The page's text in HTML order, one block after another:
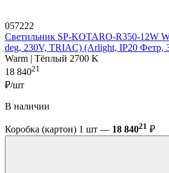
057222
Светильник SP-KOTARO-R350-12W
deg, 230V, TRIAC) (Arlight, IP20 Фетр,
Warm | Тёплый 2700 K
18 84021
₽/шт
В наличии
Коробка (картон) 1 шт — 18 84021 ₽